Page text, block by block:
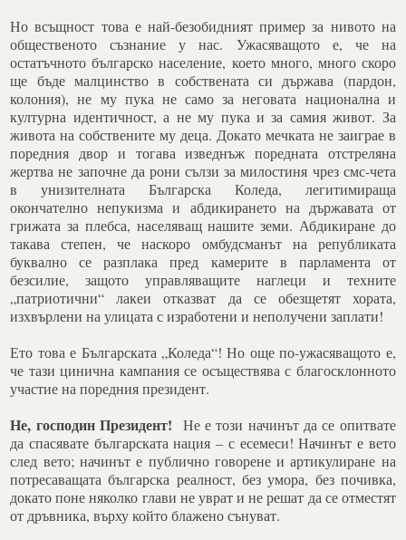
Но всъщност това е най-безобидният пример за нивото на
общественото съзнание у нас. Ужасяващото е, че на
остатъчното българско население, което много, много скоро
ще бъде малцинство в собствената си държава (пардон,
колония), не му пука не само за неговата национална и
културна идентичност, а не му пука и за самия живот. За
живота на собствените му деца. Докато мечката не заиграе в
поредния двор и тогава изведнъж поредната отстреляна
жертва не започне да рони сълзи за милостиня чрез смс-чета
в унизителната Българска Коледа, легитимираща
окончателно непукизма и абдикирането на държавата от
грижата за плебса, населяващ нашите земи. Абдикиране до
такава степен, че наскоро омбудсманът на републиката
буквално се разплака пред камерите в парламента от
безсилие, защото управляващите наглеци и техните
„патриотични“ лакеи отказват да се обезщетят хората,
изхвърлени на улицата с изработени и неполучени заплати!
Ето това е Българската „Коледа“! Но още по-ужасяващото е,
че тази цинична кампания се осъществява с благосклонното
участие на поредния президент.
Не, господин Президент! Не е този начинът да се опитвате
да спасявате българската нация – с есемеси! Начинът е вето
след вето; начинът е публично говорене и артикулиране на
потресаващата българска реалност, без умора, без почивка,
докато поне няколко глави не уврат и не решат да се отместят
от дръвника, върху който блажено сънуват.